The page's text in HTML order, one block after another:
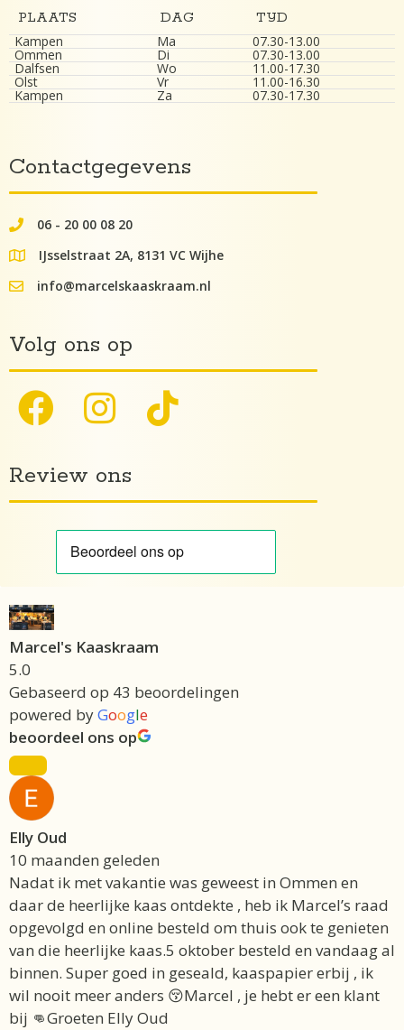
Contactgegevens
062000082
06 - 20 00 08 20
google maps lokatie
IJsselstraat 2A, 8131 VC Wijhe
info@kaaskraam.nl
info@marcelskaaskraam.nl
Volg ons op
Review ons
PLAATS DAG
TIJD
Kampen
Ma 07.30-13.00
Ommen Di 07.30-13.00
Dalfsen Wo 11.00-17.30
Olst Vr 11.00-16.30
Kampen Za 07.30-17.30
Marcel's Kaaskraam
5.0
Gebaseerd op 43 beoordelingen
powered byGoogle
beoordeel ons op
Elly Oud
10 maanden geleden
Nadat ik met vakantie was geweest in Ommen en
daar de heerlijke kaas ontdekte , heb ik Marcel’s raad
opgevolgd en online besteld om thuis ook te genieten
van die heerlijke kaas.5 oktober besteld en vandaag al
binnen. Super goed in geseald, kaaspapier erbij , ik
wil nooit meer anders 😚Marcel , je hebt er een klant
bij 👊Groeten Elly Oud